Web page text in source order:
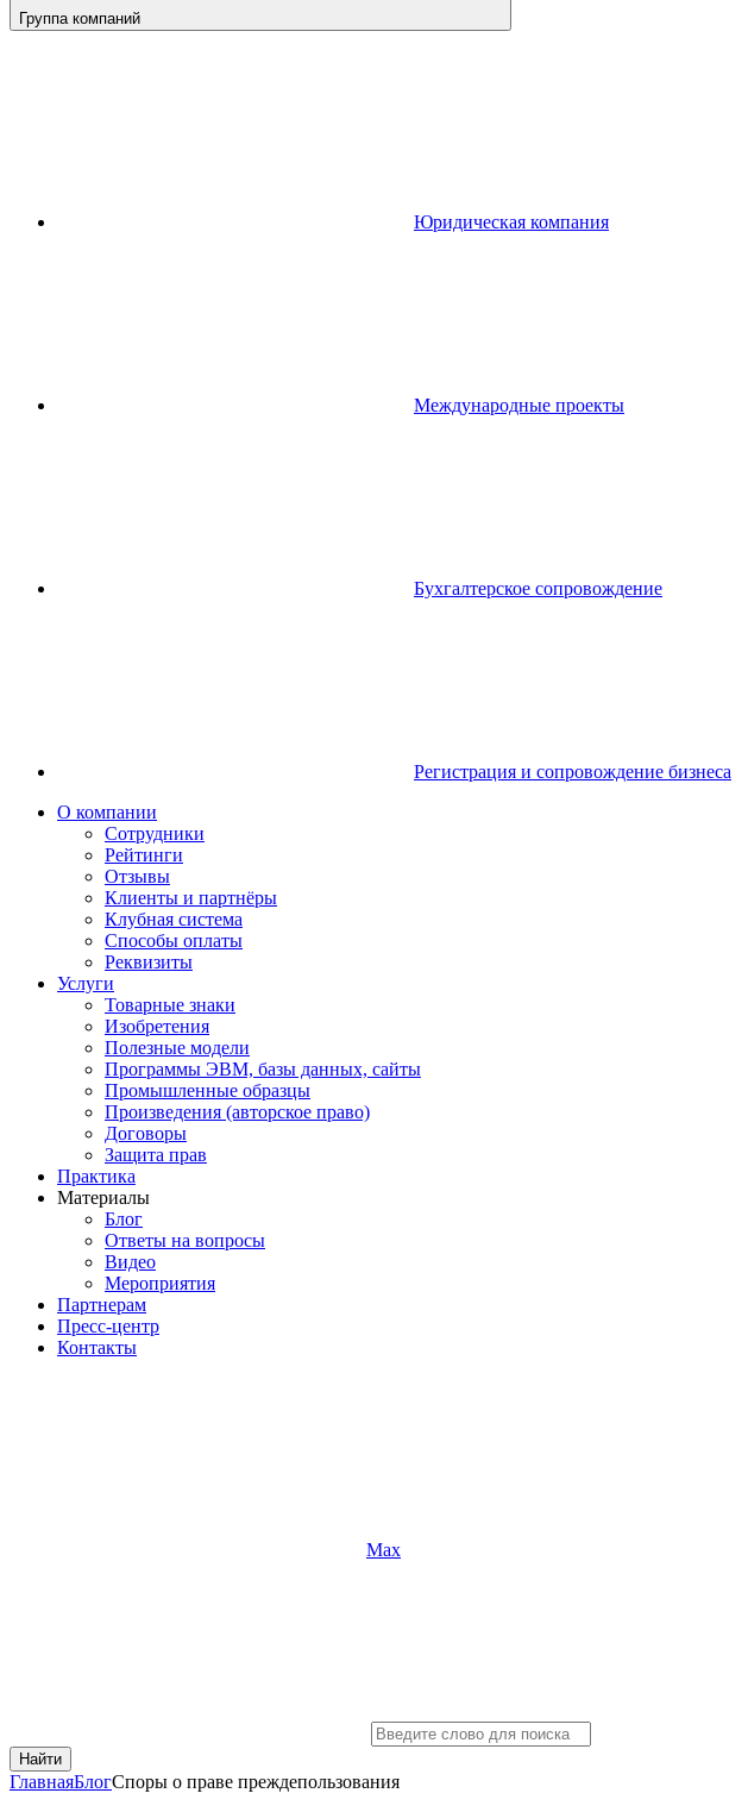
Группа компаний
Юридическая компания
Международные проекты
Бухгалтерское сопровождение
Регистрация и сопровождение бизнеса
О компании
Сотрудники
Рейтинги
Отзывы
Клиенты и партнёры
Клубная система
Способы оплаты
Реквизиты
Услуги
Товарные знаки
Изобретения
Полезные модели
Программы ЭВМ, базы данных, сайты
Промышленные образцы
Произведения (авторское право)
Договоры
Защита прав
Практика
Материалы
Блог
Ответы на вопросы
Видео
Мероприятия
Партнерам
Пресс-центр
Контакты
Max
Найти
ГлавнаяБлогСпоры о праве преждепользования